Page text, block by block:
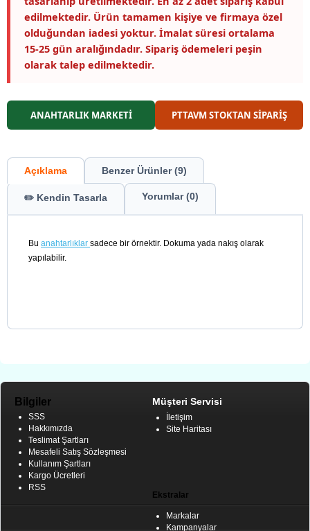
edilmektedir. Ürün tamamen kişiye ve firmaya özel
olduğundan iadesi yoktur. İmalat süresi ortalama
15-25 gün aralığındadır. Sipariş ödemeleri peşin
olarak talep edilmektedir.
ANAHTARLIK MARKETİ PTTAVM STOKTAN SİPARİŞ
Açıklama Benzer Ürünler (9)
✏️ Kendin Tasarla Yorumlar (0)
Bu anahtarlıklar sadece bir örnektir. Dokuma yada nakış olarak
yapılabilir.
Bilgiler
SSS
Hakkımızda
Teslimat Şartları
Mesafeli Satış Sözleşmesi
Kullanım Şartları
Kargo Ücretleri
RSS
Müşteri Servisi
İletişim
Site Haritası
Ekstralar
Markalar
Kampanyalar